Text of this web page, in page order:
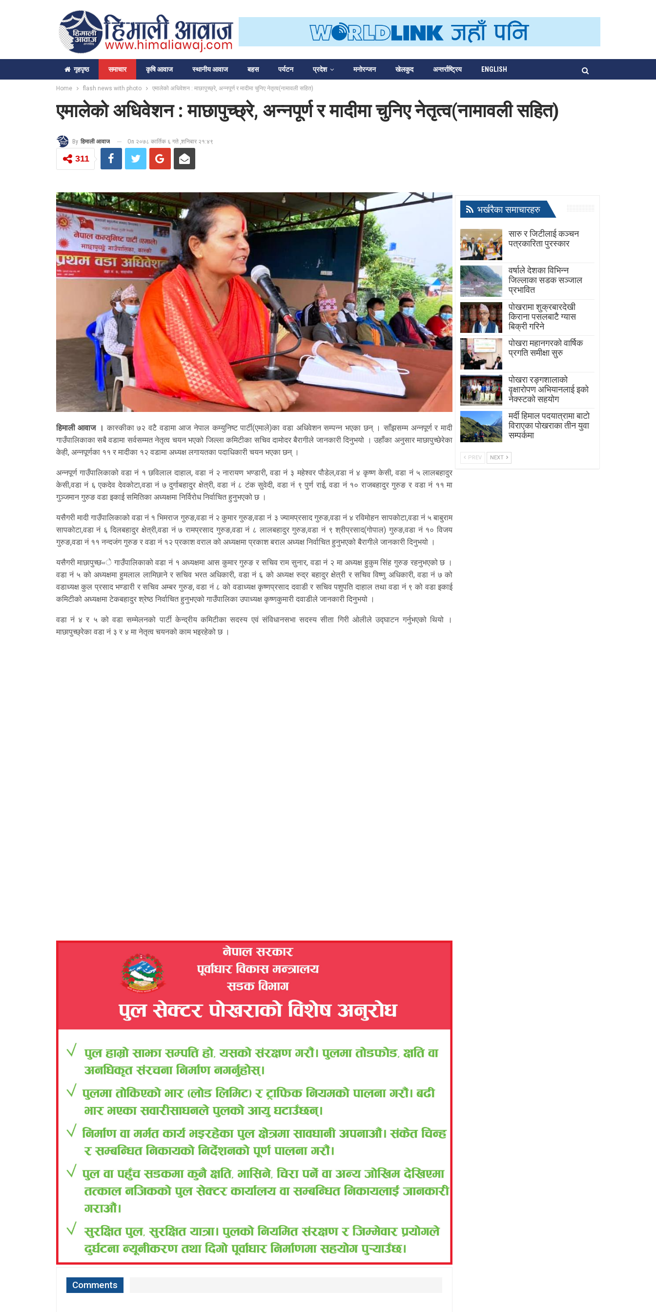
गृहपृष्‍ठ समाचार कृषि आवाज स्थानीय आवाज बहस पर्यटन प्रदेश मनोरन्जन खेलकुद अन्तर्राष्ट्रिय ENGLISH
Home flash news with photo एमालेको अधिवेशन : माछापुच्छ्रे, अन्नपूर्ण र मादीमा चुनिए नेतृत्व(नामावली सहित)
एमालेको अधिवेशन : माछापुच्छ्रे, अन्नपूर्ण र मादीमा चुनिए नेतृत्व(नामावली सहित)
By हिमाली आवाज On २०७८ कार्तिक ६ गते ,शनिबार २१:४९
311
हिमाली आवाज । कास्कीका ७२ वटै वडामा आज नेपाल कम्युनिष्ट पार्टी(एमाले)का वडा अधिवेशन सम्पन्न भएका छन् । साँझसम्म अन्नपूर्ण र मादी
गाउँपालिकाका सबै वडामा सर्वसम्मत नेतृत्व चयन भएको जिल्ला कमिटीका सचिव दामोदर बैरागीले जानकारी दिनुभयो । उहाँका अनुसार माछापुच्छेरेका
केही, अन्नपूर्णका ११ र मादीका १२ वडामा अध्यक्ष लगायतका पदाधिकारी चयन भएका छन् ।
अन्नपूर्ण गाउँपालिकाको वडा नं १ छविलाल दाहाल, वडा नं २ नारायण भण्डारी, वडा नं ३ महेश्वर पौडेल,वडा नं ४ कृष्ण केसी, वडा नं ५ लालबहादुर
केसी,वडा नं ६ एकदेव देवकोटा,वडा नं ७ दुर्गाबहादुर क्षेत्री, वडा नं ८ टंक सुवेदी, वडा नं ९ पुर्ण राई, वडा नं १० राजबहादुर गुरुङ र वडा नं ११ मा
गुञ्जमान गुरुङ वडा इकाई समितिका अध्यक्षमा निर्विरोध निर्वाचित हुनुभएको छ ।
यसैगरी मादी गाउँपालिकाको वडा नं १ भिमराज गुरुङ,वडा नं २ कुमार गुरुङ,वडा नं ३ ज्यामप्रसाद गुरुङ,वडा नं ४ रविमोहन सापकोटा,वडा नं ५ बाबुराम
सापकोटा,वडा नं ६ दिलबहादुर क्षेत्री,वडा नं ७ रामप्रसाद गुरुङ,वडा नं ८ लालबहादुर गुरुङ,वडा नं ९ श्रीप्रसाद(गोपाल) गुरुङ,वडा नं १० विजय
गुरुङ,वडा नं ११ नन्दजंग गुरुङ र वडा नं १२ प्रकाश वराल को अध्यक्षमा प्रकाश बराल अध्यक्ष निर्वाचित हुनुभएको बैरागीले जानकारी दिनुभयो ।
यसैगरी माछापुच्छ«े गाउँपालिकाको वडा नं १ अध्यक्षमा आस कुमार गुरुङ र सचिव राम सुनार, वडा नं २ मा अध्यक्ष हुकुम सिंह गुरुङ रहनुभएको छ ।
वडा नं ५ को अध्यक्षमा हुमलाल लामिछाने र सचिव भरत अधिकारी, वडा नं ६ को अध्यक्ष रुद्र बहादुर क्षेत्री र सचिव विष्णु अधिकारी, वडा नं ७ को
वडाध्यक्ष कुल प्रसाद भण्डारी र सचिव अम्बर गुरुङ, वडा नं ८ को वडाध्यक्ष कृष्णप्रसाद दवाडी र सचिव पशुपति दाहाल तथा वडा नं ९ को वडा इकाई
कमिटीको अध्यक्षमा टेकबहादुर श्रेष्ठ निर्वाचित हुनुभएको गाउँपालिका उपाध्यक्ष कृष्णकुमारी दवाडीले जानकारी दिनुभयो ।
वडा नं ४ र ५ को वडा सम्मेलनको पार्टी केन्द्रीय कमिटीका सदस्य एवं संविधानसभा सदस्य सीता गिरी ओलीले उद्घाटन गर्नुभएको थियो ।
माछापुच्छ्रेका वडा नं ३ र ४ मा नेतृत्व चयनको काम भइरहेको छ ।
Comments
भर्खरैका समाचारहरु
सारु र जिटीलाई कञ्चन
पत्रकारिता पुरस्कार
वर्षाले देशका विभिन्न
जिल्लाका सडक सञ्जाल
प्रभावित
पोखरामा शुक्रबारदेखी
किराना पसलबाटै ग्यास
बिक्री गरिने
पोखरा महानगरको वार्षिक
प्रगति समीक्षा सुरु
पोखरा रङ्गशालाको
वृक्षारोपण अभियानलाई इको
नेक्स्टको सहयोग
मर्दी हिमाल पदयात्रामा बाटाे
विराएका पाेखराका तीन युवा
सम्पर्कमा
PREV NEXT